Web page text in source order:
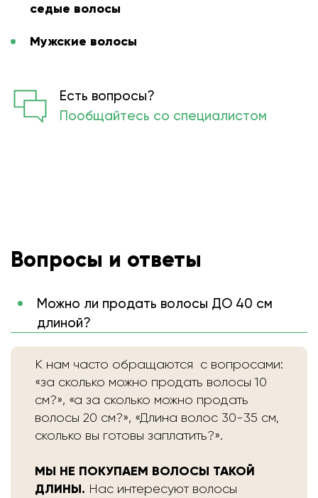
седые волосы
Мужские волосы
Есть вопросы?
Пообщайтесь со специалистом
Вопросы и ответы
Можно ли продать волосы ДО 40 см
длиной?
К нам часто обращаются с вопросами:
«за сколько можно продать волосы 10
см?», «а за сколько можно продать
волосы 20 см?», «Длина волос 30-35 см,
сколько вы готовы заплатить?».
МЫ НЕ ПОКУПАЕМ ВОЛОСЫ ТАКОЙ
ДЛИНЫ. Нас интересуют волосы